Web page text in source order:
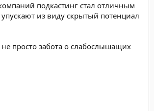
подкастинг стал отличным
из виду скрытый потенциал
просто забота о слабослышащих